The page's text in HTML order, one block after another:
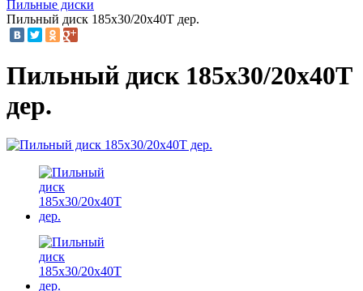
Пильные диски
Пильный диск 185х30/20х40Т дер.
Пильный диск 185х30/20х40Т
дер.